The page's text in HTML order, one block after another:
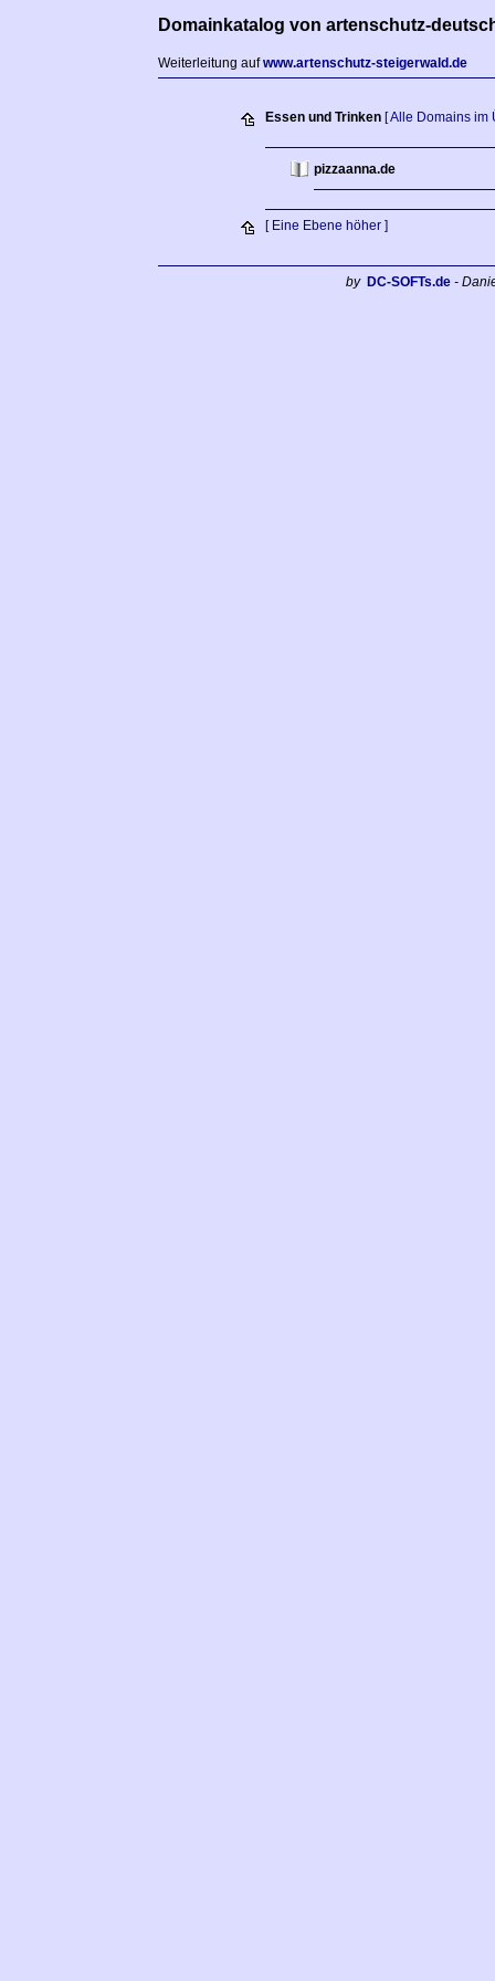
Domainkatalog von artenschutz-
Weiterleitung aufwww.artenschutz-steigerwald.de
Essen und Trinken [ Alle Domains im
pizzaanna.de
[ Eine Ebene höher ]
by DC-SOFTs.de -